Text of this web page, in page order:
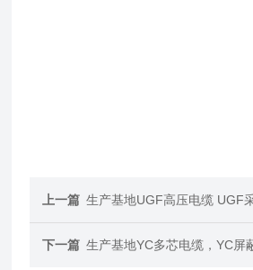
上一篇 生产基地UGF高压电缆 UGF
下一篇 生产基地YC多芯电缆，YC屏蔽电